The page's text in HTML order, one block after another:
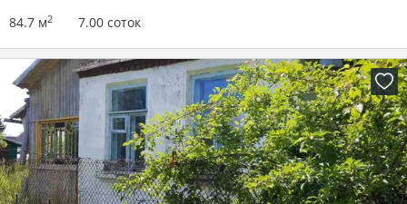
84.7 м2 7.00 соток